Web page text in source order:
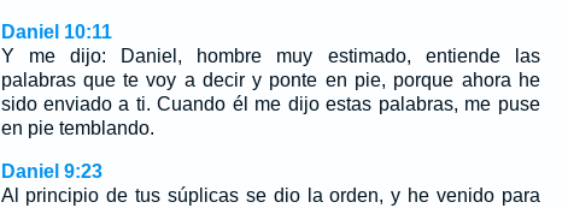
Daniel 10:11
Y me dijo: Daniel, hombre muy estimado, entiende las
palabras que te voy a decir y ponte en pie, porque ahora he
sido enviado a ti. Cuando él me dijo estas palabras, me puse
en pie temblando.
Daniel 9:23
Al principio de tus súplicas se dio la orden, y he venido para